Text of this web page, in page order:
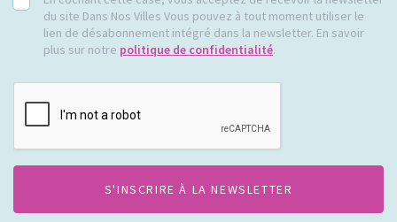
du site Dans Nos Villes Vous pouvez à tout moment utiliser le
lien de désabonnement intégré dans la newsletter. En savoir
plus sur notre politique de confidentialité.
CAPTCHA